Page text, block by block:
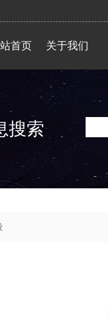
首页 关于我们
搜索